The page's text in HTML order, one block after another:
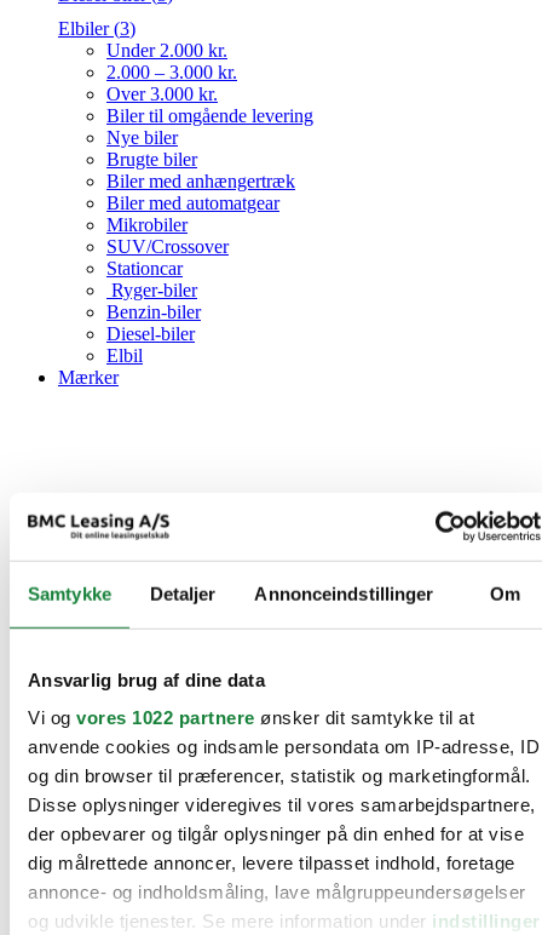
Samtykke Detaljer Annonceindstillinger Om
Ansvarlig brug af dine data
Vi og vores 1022 partnere ønsker dit samtykke til at
anvende cookies og indsamle persondata om IP-adresse, ID
og din browser til præferencer, statistik og marketingformål.
Disse oplysninger videregives til vores samarbejdspartnere,
der opbevarer og tilgår oplysninger på din enhed for at vise
dig målrettede annoncer, levere tilpasset indhold, foretage
annonce- og indholdsmåling, lave målgruppeundersøgelser
og udvikle tjenester. Se mere information under indstillinger
Elbiler (3)
Under 2.000 kr.
2.000 – 3.000 kr.
Over 3.000 kr.
Biler til omgående levering
Nye biler
Brugte biler
Biler med anhængertræk
Biler med automatgear
Mikrobiler
SUV/Crossover
Stationcar
Ryger-biler
Benzin-biler
Diesel-biler
Elbil
Mærker